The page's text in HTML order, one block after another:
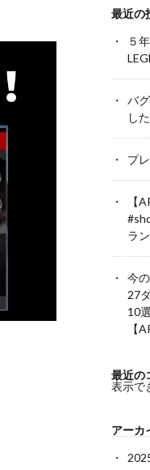
最近の
５
バ
し
プ
【
ラ
今
27
10
【
最近の
表示で
アーカ